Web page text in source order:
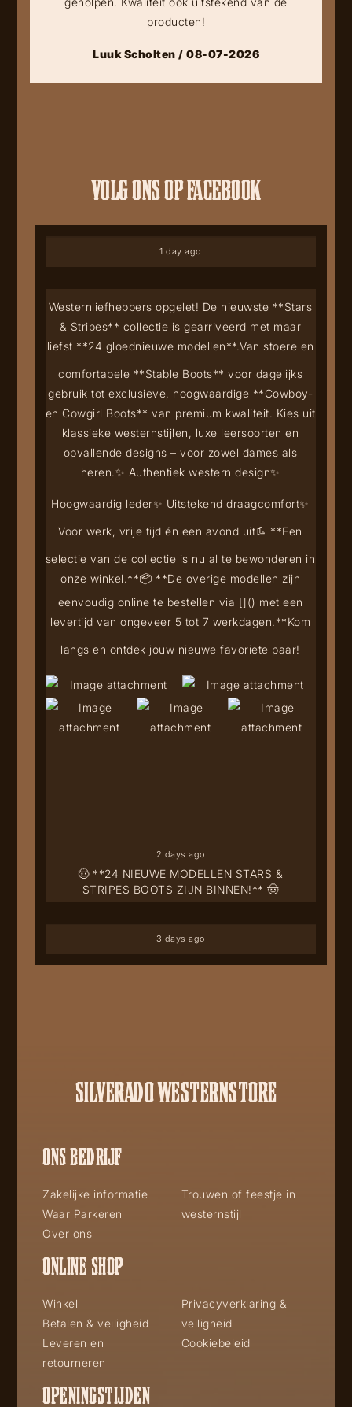
producten!
Luuk Scholten / 08-07-2026
VOLG ONS OP FACEBOOK
1 day ago
🤠 **24 NIEUWE MODELLEN STARS &
STRIPES BOOTS ZIJN BINNEN!** 🤠
Westernliefhebbers opgelet! De nieuwste **Stars
& Stripes** collectie is gearriveerd met maar
liefst **24 gloednieuwe modellen**.Van stoere en
comfortabele **Stable Boots** voor dagelijks
gebruik tot exclusieve, hoogwaardige **Cowboy-
en Cowgirl Boots** van premium kwaliteit. Kies uit
klassieke westernstijlen, luxe leersoorten en
opvallende designs – voor zowel dames als
heren.✨ Authentiek western design✨
Hoogwaardig leder✨ Uitstekend draagcomfort✨
Voor werk, vrije tijd én een avond uit👢 **Een
selectie van de collectie is nu al te bewonderen in
onze winkel.**📦 **De overige modellen zijn
eenvoudig online te bestellen via []() met een
levertijd van ongeveer 5 tot 7 werkdagen.**Kom
langs en ontdek jouw nieuwe favoriete paar!
2 days ago
3 days ago
SILVERADO WESTERNSTORE
ONS BEDRIJF
Zakelijke informatie
Waar Parkeren
Over ons
Trouwen of feestje in
westernstijl
ONLINE SHOP
Winkel
Betalen & veiligheid
Leveren en
retourneren
Privacyverklaring &
veiligheid
Cookiebeleid
OPENINGSTIJDEN